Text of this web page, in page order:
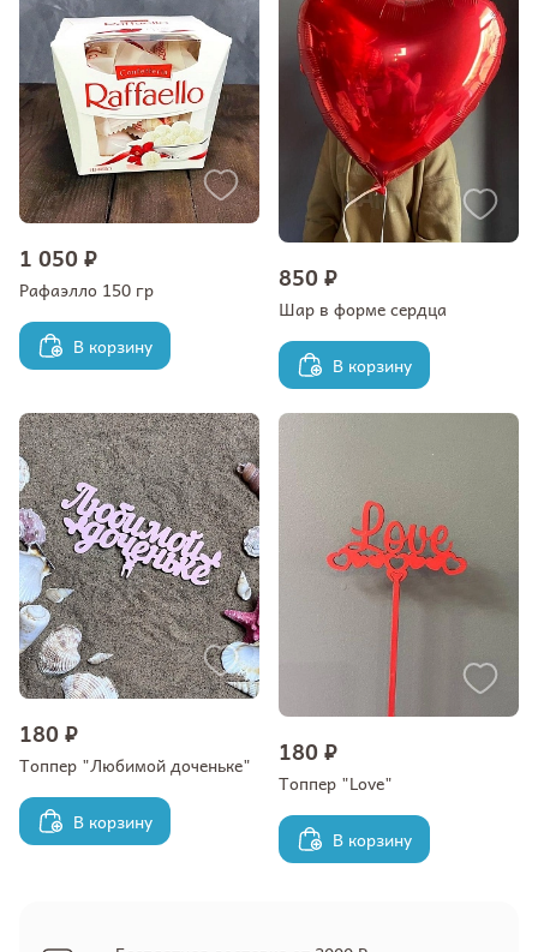
1 050 ₽
Рафаэлло 150 гр
В корзину
850 ₽
Шар в форме сердца
В корзину
180 ₽
Топпер "Любимой доченьке"
В корзину
180 ₽
Топпер "Love"
В корзину